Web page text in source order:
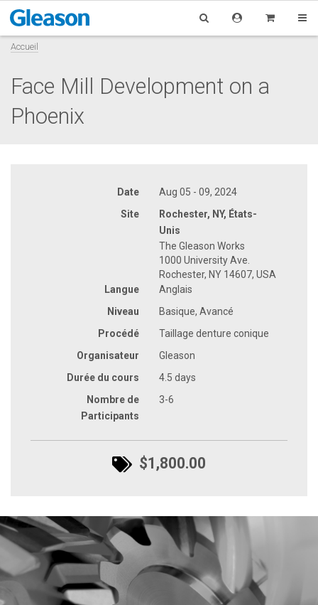
Accueil
Face Mill Development on a
Phoenix
Date
Aug 05 - 09, 2024
Site
Rochester, NY, États-
Unis
The Gleason Works
1000 University Ave.
Rochester, NY 14607, USA
Langue
Anglais
Niveau
Basique, Avancé
Procédé
Taillage denture conique
Organisateur
Gleason
Durée du cours
4.5 days
Nombre de
Participants
3-6
$1,800.00